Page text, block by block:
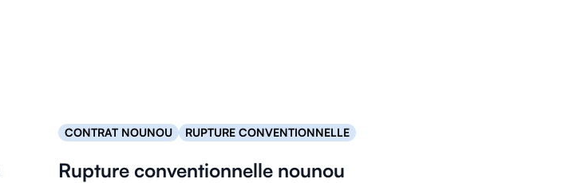
CONTRAT NOUNOU RUPTURE CONVENTIONNELLE
Rupture conventionnelle nounou